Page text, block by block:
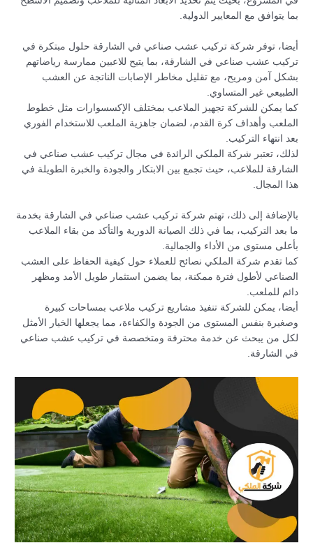
بما يتوافق مع المعايير الدولية.
أيضا، توفر شركة تركيب عشب صناعي في الشارقة حلول مبتكرة في
تركيب عشب صناعي في الشارقة، بما يتيح للاعبين ممارسة رياضاتهم
بشكل آمن ومريح، مع تقليل مخاطر الإصابات الناتجة عن العشب
الطبيعي غير المتساوي.
كما يمكن للشركة تجهيز الملاعب بمختلف الإكسسوارات مثل خطوط
الملعب وأهداف كرة القدم، لضمان جاهزية الملعب للاستخدام الفوري
بعد انتهاء التركيب.
لذلك، تعتبر شركة الملكي الرائدة في مجال تركيب عشب صناعي في
الشارقة للملاعب، حيث تجمع بين الابتكار والجودة والخبرة الطويلة في
هذا المجال.
بالإضافة إلى ذلك، تهتم شركة تركيب عشب صناعي في الشارقة بخدمة
ما بعد التركيب، بما في ذلك الصيانة الدورية والتأكد من بقاء الملاعب
بأعلى مستوى من الأداء والجمالية.
كما تقدم شركة الملكي نصائح للعملاء حول كيفية الحفاظ على العشب
الصناعي لأطول فترة ممكنة، بما يضمن استثمار طويل الأمد ومظهر
دائم للملعب.
أيضا، يمكن للشركة تنفيذ مشاريع تركيب ملاعب بمساحات كبيرة
وصغيرة بنفس المستوى من الجودة والكفاءة، مما يجعلها الخيار الأمثل
لكل من يبحث عن خدمة محترفة ومتخصصة في تركيب عشب صناعي
في الشارقة.